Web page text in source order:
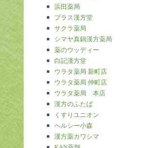
浜田薬局
プラス漢方堂
サクラ薬局
シマヤ真鍋漢方薬局
薬のウッディー
白記漢方堂
ウラタ薬局 新町店
ウラタ薬局 仲町店
ウラタ薬局 本店
漢方のふたば
くすりユニオン
ヘルシー小森
漢方薬カワシマ